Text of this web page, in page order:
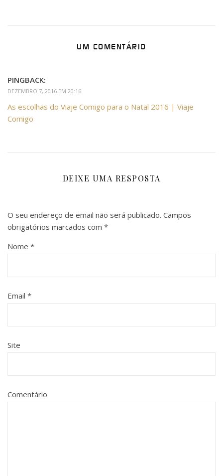
UM COMENTÁRIO
PINGBACK:
DEZEMBRO 7, 2016 EM 20:16
As escolhas do Viaje Comigo para o Natal 2016 | Viaje
Comigo
DEIXE UMA RESPOSTA
O seu endereço de email não será publicado. Campos
obrigatórios marcados com *
Nome *
Email *
Site
Comentário